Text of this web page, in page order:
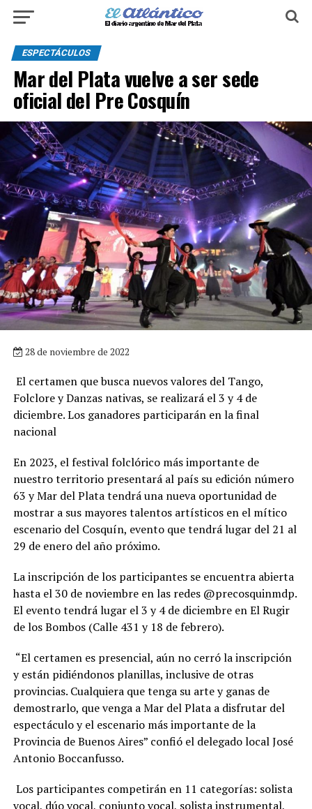
ESPECTÁCULOS
Mar del Plata vuelve a ser sede
oficial del Pre Cosquín
28 de noviembre de 2022
El certamen que busca nuevos valores del Tango,
Folclore y Danzas nativas, se realizará el 3 y 4 de
diciembre. Los ganadores participarán en la final
nacional
En 2023, el festival folclórico más importante de
nuestro territorio presentará al país su edición número
63 y Mar del Plata tendrá una nueva oportunidad de
mostrar a sus mayores talentos artísticos en el mítico
escenario del Cosquín, evento que tendrá lugar del 21 al
29 de enero del año próximo.
La inscripción de los participantes se encuentra abierta
hasta el 30 de noviembre en las redes @precosquinmdp.
El evento tendrá lugar el 3 y 4 de diciembre en El Rugir
de los Bombos (Calle 431 y 18 de febrero).
“El certamen es presencial, aún no cerró la inscripción
y están pidiéndonos planillas, inclusive de otras
provincias. Cualquiera que tenga su arte y ganas de
demostrarlo, que venga a Mar del Plata a disfrutar del
espectáculo y el escenario más importante de la
Provincia de Buenos Aires” confió el delegado local José
Antonio Boccanfusso.
Los participantes competirán en 11 categorías: solista
vocal, dúo vocal, conjunto vocal, solista instrumental,